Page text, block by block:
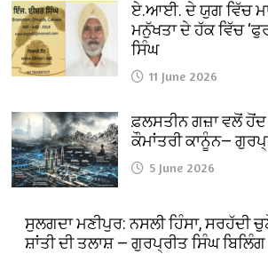
ਏ.ਆਈ. ਦੇ ਯੁਗ ਵਿੱਚ
ਮਨੁੱਖਤਾ ਦੇ ਹੱਕ ਵਿੱਚ
ਸਿੰਘ
11 June 2026
ਫ਼ਲਸਤੀਨ ਗਜ਼ਾ ਵਲੋਂ
ਕੌਮਾਂਤਰੀ ਕਾਨੂੰਨ—
5 June 2026
ਸੁਲਗਦਾ ਮਣੀਪੁਰ: ਨਸਲੀ ਹਿੰਸਾ,
ਸ਼ਾਂਤੀ ਦੀ ਤਲਾਸ਼ — ਗੁਰਪ੍ਰੀਤ ਸਿੰਘ ਬਿਲਿੰਗ